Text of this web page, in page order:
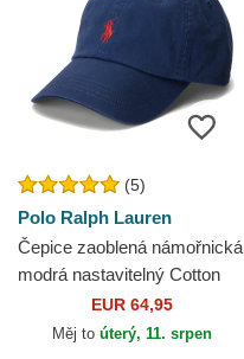
(5)
Polo Ralph Lauren
Čepice zaoblená námořnická
modrá nastavitelný Cotton
Chino Classic Sport Polo
Ralph Lauren
EUR 64,95
Měj to úterý, 11. srpen